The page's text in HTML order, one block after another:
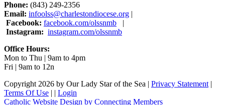
Phone: (843) 249-2356
Email: infoolss@charlestondiocese.org |
Facebook: facebook.com/olssnmb |
Instagram: instagram.com/olssnmb
Office Hours:
Mon to Thu | 9am to 4pm
Fri | 9am to 12n
Copyright 2026 by Our Lady Star of the Sea | Privacy Statement |
Terms Of Use | | Login
Catholic Website Design by Connecting Members